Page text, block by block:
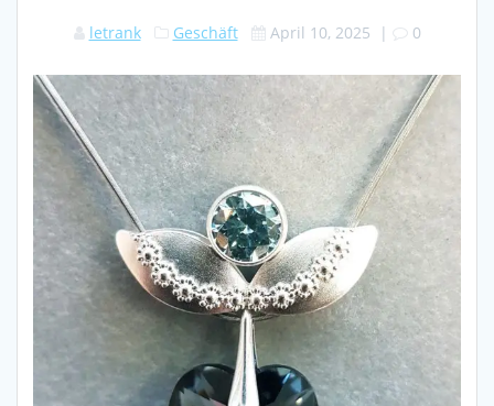
letrank Geschäft April 10, 2025 | 0